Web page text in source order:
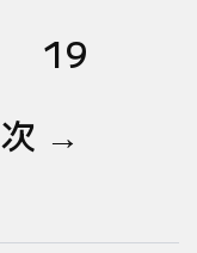
19
次 →